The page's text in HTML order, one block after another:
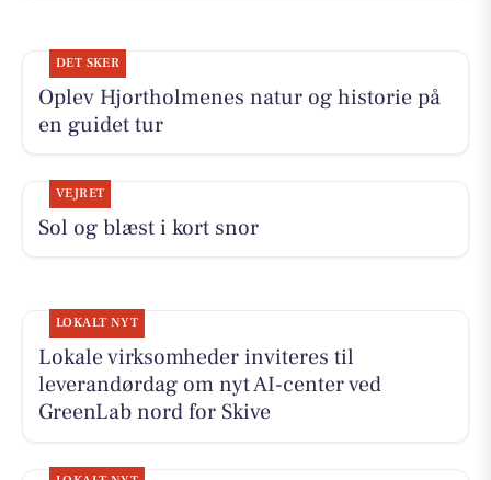
DET SKER
Oplev Hjortholmenes natur og historie på
en guidet tur
VEJRET
Sol og blæst i kort snor
LOKALT NYT
Lokale virksomheder inviteres til
leverandørdag om nyt AI-center ved
GreenLab nord for Skive